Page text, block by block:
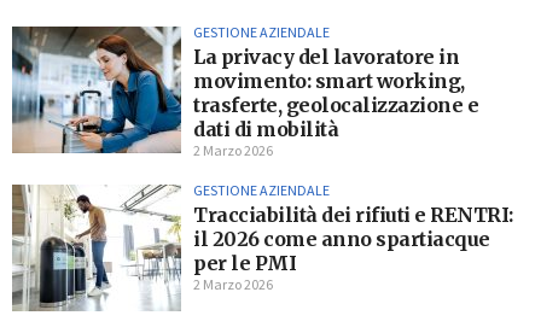
GESTIONE AZIENDALE
La privacy del lavoratore in
movimento: smart working,
trasferte, geolocalizzazione e
dati di mobilità
2 Marzo 2026
GESTIONE AZIENDALE
Tracciabilità dei rifiuti e RENTRI:
il 2026 come anno spartiacque
per le PMI
2 Marzo 2026